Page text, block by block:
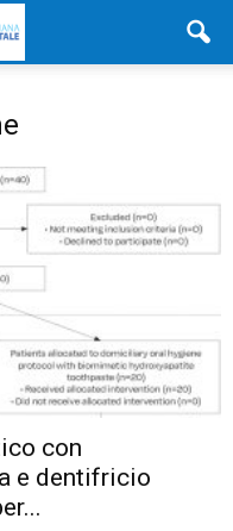
con
e dentifricio